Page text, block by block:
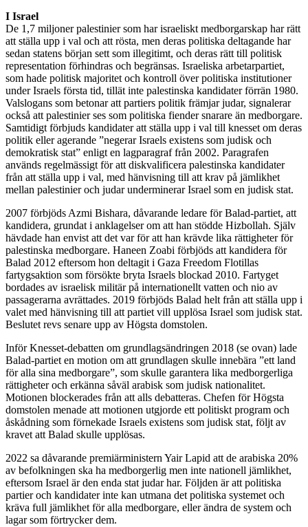
I Israel
De 1,7 miljoner palestinier som har israeliskt medborgarskap har rätt
att ställa upp i val och att rösta, men deras politiska deltagande har
sedan statens början sett som illegitimt, och deras rätt till politisk
representation förhindras och begränsas. Israeliska arbetarpartiet,
som hade politisk majoritet och kontroll över politiska institutioner
under Israels första tid, tillät inte palestinska kandidater förrän 1980.
Valslogans som betonar att partiers politik främjar judar, signalerar
också att palestinier ses som politiska fiender snarare än medborgare.
Samtidigt förbjuds kandidater att ställa upp i val till knesset om deras
politik eller agerande ”negerar Israels existens som judisk och
demokratisk stat” enligt en lagparagraf från 2002. Paragrafen
används regelmässigt för att diskvalificera palestinska kandidater
från att ställa upp i val, med hänvisning till att krav på jämlikhet
mellan palestinier och judar underminerar Israel som en judisk stat.
2007 förbjöds Azmi Bishara, dåvarande ledare för Balad-partiet, att
kandidera, grundat i anklagelser om att han stödde Hizbollah. Själv
hävdade han envist att det var för att han krävde lika rättigheter för
palestinska medborgare. Haneen Zoabi förbjöds att kandidera för
Balad 2012 eftersom hon deltagit i Gaza Freedom Flotillas
fartygsaktion som försökte bryta Israels blockad 2010. Fartyget
bordades av israelisk militär på internationellt vatten och nio av
passagerarna avrättades. 2019 förbjöds Balad helt från att ställa upp i
valet med hänvisning till att partiet vill upplösa Israel som judisk stat.
Beslutet revs senare upp av Högsta domstolen.
Inför Knesset-debatten om grundlagsändringen 2018 (se ovan) lade
Balad-partiet en motion om att grundlagen skulle innebära ”ett land
för alla sina medborgare”, som skulle garantera lika medborgerliga
rättigheter och erkänna såväl arabisk som judisk nationalitet.
Motionen blockerades från att alls debatteras. Chefen för Högsta
domstolen menade att motionen utgjorde ett politiskt program och
åskådning som förnekade Israels existens som judisk stat, följt av
kravet att Balad skulle upplösas.
2022 sa dåvarande premiärministern Yair Lapid att de arabiska 20%
av befolkningen ska ha medborgerlig men inte nationell jämlikhet,
eftersom Israel är den enda stat judar har. Följden är att politiska
partier och kandidater inte kan utmana det politiska systemet och
kräva full jämlikhet för alla medborgare, eller ändra de system och
lagar som förtrycker dem.